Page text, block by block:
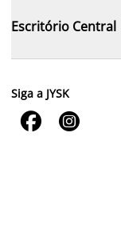
Escritório Central
Siga a JYSK
 